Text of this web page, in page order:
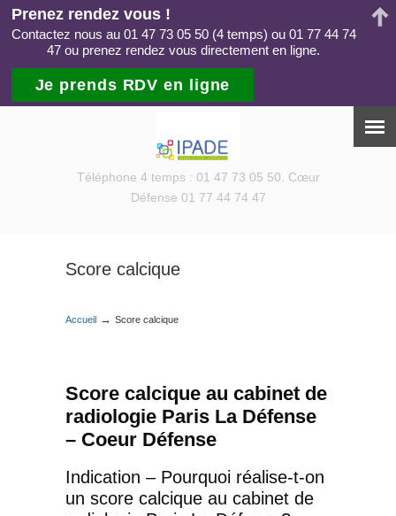
Téléphone 4 temps : 01 47 73 05 50. Cœur
Défense 01 77 44 74 47
Score calcique
Accueil → Score calcique
Score calcique au cabinet de
radiologie Paris La Défense
– Coeur Défense
Indication – Pourquoi réalise-t-on
un score calcique au cabinet de
Prenez rendez vous !
Contactez nous au 01 47 73 05 50 (4 temps) ou 01 77 44 74
47 ou prenez rendez vous directement en ligne.
Je prends RDV en ligne